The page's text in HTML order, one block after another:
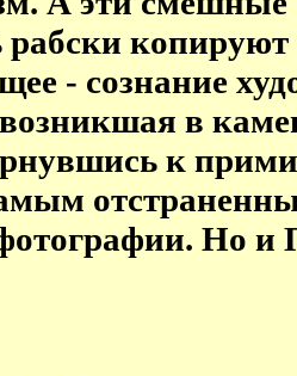
копируют
- сознание
в
к
Но и